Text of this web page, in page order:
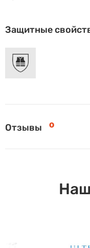
Защитные
Отзывы 0